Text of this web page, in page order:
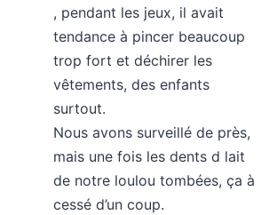
, pendant les jeux, il avait
tendance à pincer beaucoup
trop fort et déchirer les
vêtements, des enfants
surtout.
Nous avons surveillé de près,
mais une fois les dents d lait
de notre loulou tombées, ça à
cessé d’un coup.